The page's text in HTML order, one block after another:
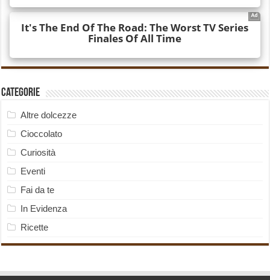
Categorie
Altre dolcezze
Cioccolato
Curiosità
Eventi
Fai da te
In Evidenza
Ricette